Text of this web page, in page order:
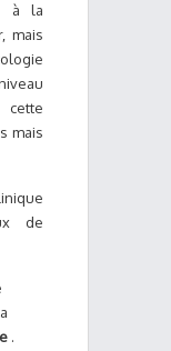
à la
mais
mais
de
.